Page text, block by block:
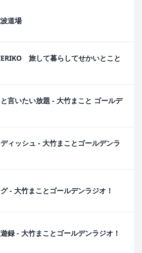
道場
旅して暮らしてせかいとこと
言いたい放題 - 大竹まこと ゴールデ
ィッシュ - 大竹まことゴールデンラ
- 大竹まことゴールデンラジオ！
録 - 大竹まことゴールデンラジオ！